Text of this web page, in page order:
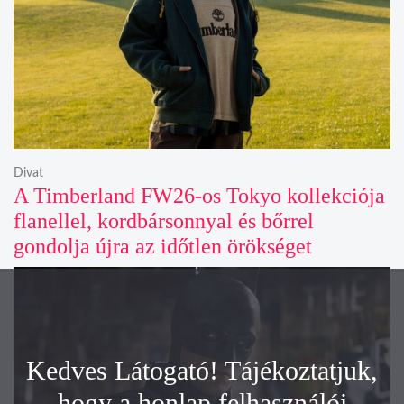
A Timberland FW26-os Tokyo kollekciója
flanellel, kordbársonnyal és bőrrel
gondolja újra az időtlen örökséget
Divat
Kedves Látogató! Tájékoztatjuk,